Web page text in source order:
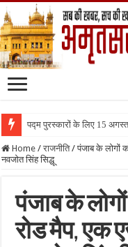
पद्म पुरस्कारों के लिए 15
Home / राजनीति / पंजाब के लोगों
नवजोत सिंह सिद्धू
पंजाब के
रोड मैप, एक